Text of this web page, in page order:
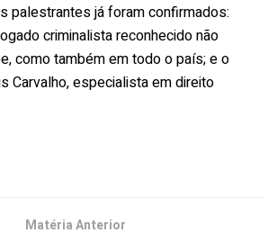
palestrantes já foram confirmados:
criminalista reconhecido não
como também em todo o país; e o
Carvalho, especialista em direito
Matéria Anterior